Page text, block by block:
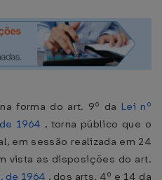
forma do art. 9º da Lei nº
1964 , torna público que o
em sessão realizada em 24
vista as disposições do art.
de 1964 , dos arts. 4º e 14 da